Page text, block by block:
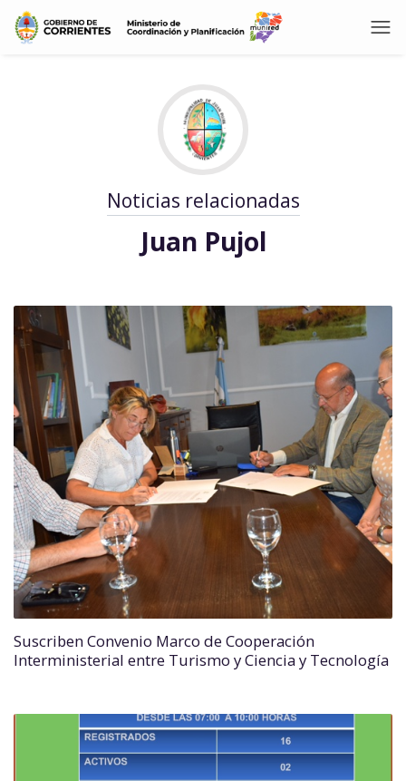
Noticias relacionadas
Juan Pujol
Suscriben Convenio Marco de Cooperación
Interministerial entre Turismo y Ciencia y Tecnología